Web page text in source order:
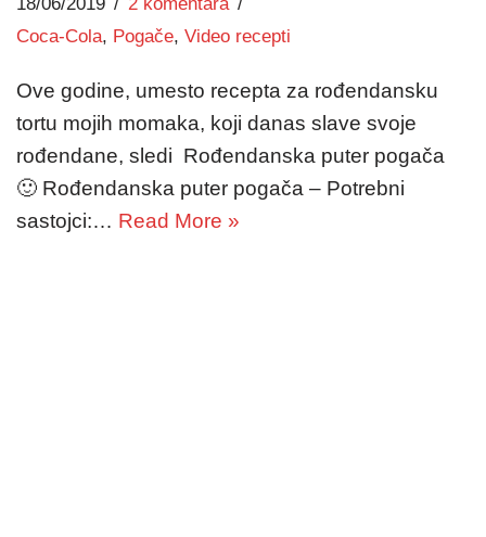
18/06/2019
2 komentara
Coca-Cola, Pogače, Video recepti
Ove godine, umesto recepta za rođendansku
tortu mojih momaka, koji danas slave svoje
rođendane, sledi Rođendanska puter pogača
🙂 Rođendanska puter pogača – Potrebni
sastojci:… Read More »